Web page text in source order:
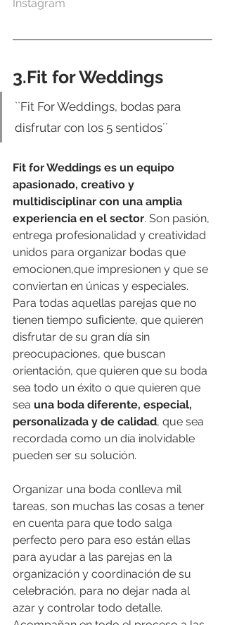
Instagram
3.Fit for Weddings
``Fit For Weddings, bodas para
disfrutar con los 5 sentidos´´
Fit for Weddings es un equipo
apasionado, creativo y
multidisciplinar con una amplia
experiencia en el sector. Son pasión,
entrega profesionalidad y creatividad
unidos para organizar bodas que
emocionen,que impresionen y que se
conviertan en únicas y especiales.
Para todas aquellas parejas que no
tienen tiempo suﬁciente, que quieren
disfrutar de su gran día sin
preocupaciones, que buscan
orientación, que quieren que su boda
sea todo un éxito o que quieren que
sea una boda diferente, especial,
personalizada y de calidad, que sea
recordada como un día inolvidable
pueden ser su solución.
Organizar una boda conlleva mil
tareas, son muchas las cosas a tener
en cuenta para que todo salga
perfecto pero para eso están ellas
para ayudar a las parejas en la
organización y coordinación de su
celebración, para no dejar nada al
azar y controlar todo detalle.